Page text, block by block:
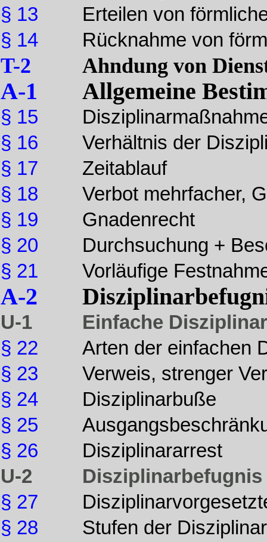
§ 13
§ 14
T-2
A-1
§ 15
§ 16
§ 17
§ 18
§ 19
§ 20
§ 21
A-2
U-1
§ 22
§ 23
§ 24
§ 25
§ 26
U-2
§ 27
§ 28
Erteilen von
Rücknahme von
Ahndung von
Allgemeine
Verhältnis der
Zeitablauf
Verbot mehrfacher,
Gnadenrecht
Durchsuchung +
Vorläufige
Einfache
Arten der einfachen
Verweis, strenger
Disziplinarbuße
Disziplinararrest
Disziplinarbefugnis
Stufen der